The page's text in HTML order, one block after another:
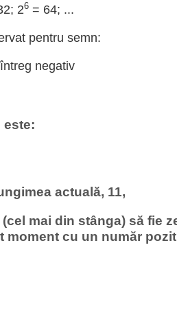
26= 64; ...
pentru semn:
negativ
este:
actuală, 11,
mai din stânga) să fie
moment cu un număr